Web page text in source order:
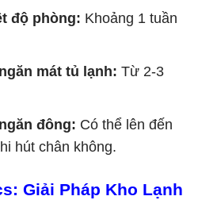
độ phòng: Khoảng 1 tuần
mát tủ lạnh: Từ 2-3
đông: Có thể lên đến
hút chân không.
Giải Pháp Kho Lạnh